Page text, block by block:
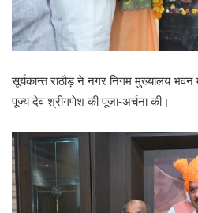
सूर्यकान्त राठौड़ ने नगर निगम मुख्यालय
पूज्य देव श्रीगणेश की पूजा-अर्चना की।